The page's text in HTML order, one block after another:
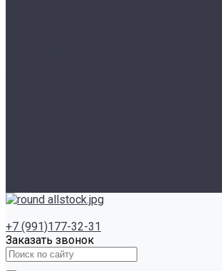
+7 (991)177-32-31
Заказать звонок